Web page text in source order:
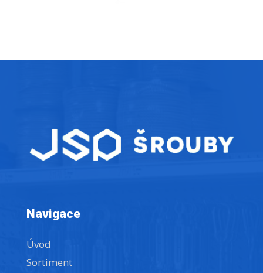
Navigace
Úvod
Sortiment